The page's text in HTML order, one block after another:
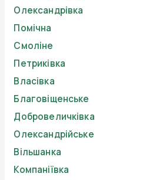
Олександрівка
Помічна
Смоліне
Петриківка
Власівка
Благовіщенське
Добровеличківка
Олександрійське
Вільшанка
Компаніївка